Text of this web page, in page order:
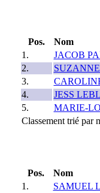
Pos.
Nom
1.
JACOB
2.
3.
4.
JESS
5.
MARIE-
Classement trié par
Pos.
Nom
1.
SAMUEL